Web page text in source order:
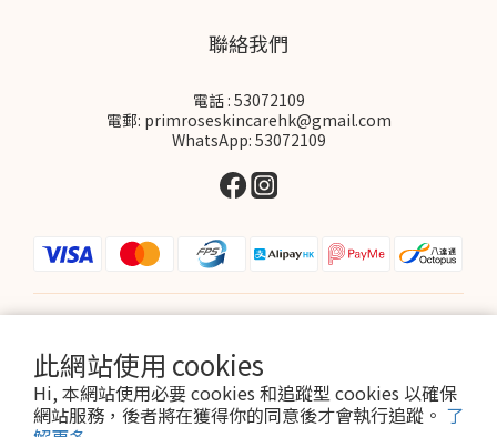
此網站使用 cookies
Hi, 本網站使用必要 cookies 和追蹤型 cookies 以確保
網站服務，後者將在獲得你的同意後才會執行追蹤。 了
聯絡我們
電話 : 53072109
電郵: primroseskincarehk@gmail.com
WhatsApp: 53072109